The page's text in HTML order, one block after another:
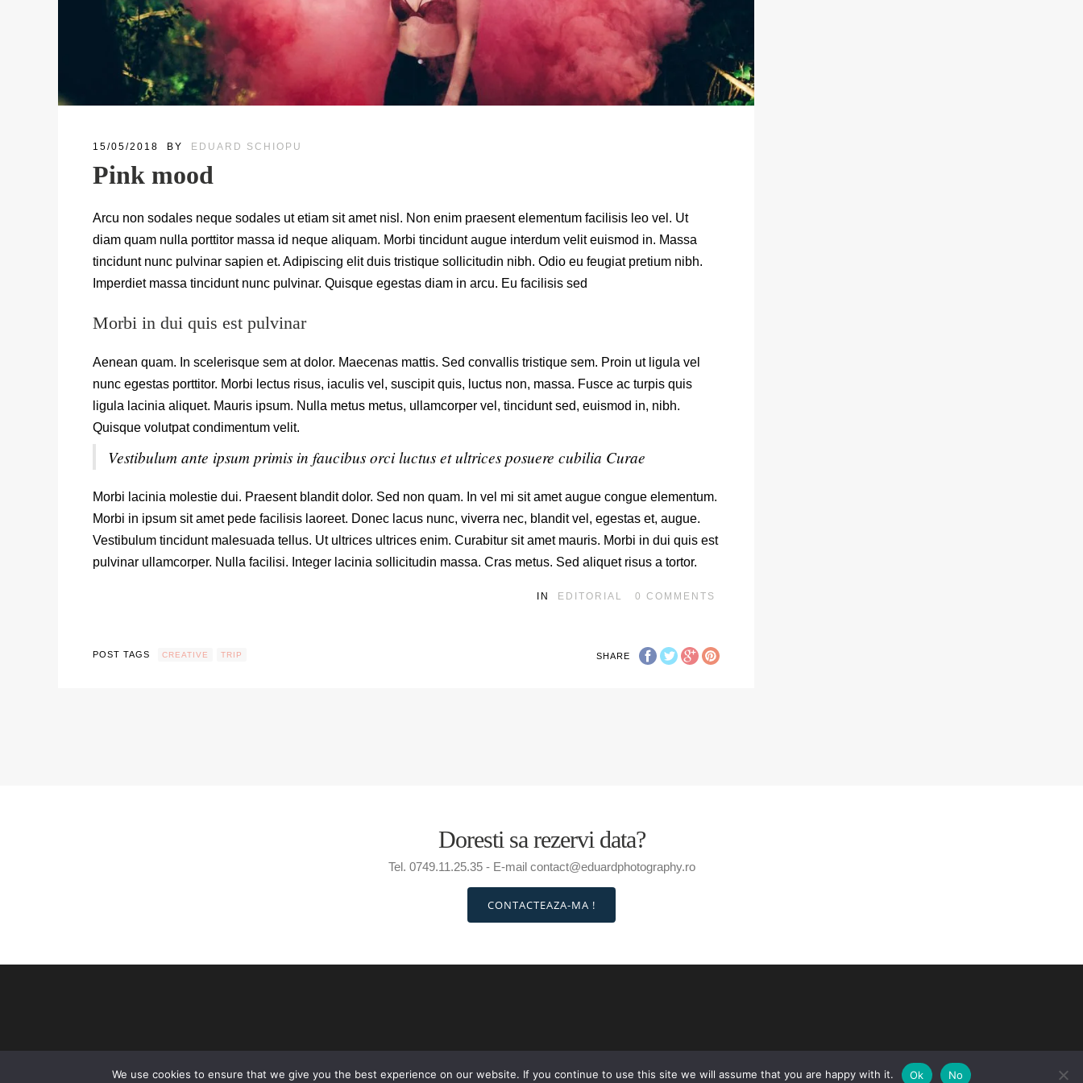
15/05/2018 BY EDUARD SCHIOPU
Pink mood
Arcu non sodales neque sodales ut etiam sit amet nisl. Non enim praesent elementum facilisis leo vel. Ut
diam quam nulla porttitor massa id neque aliquam. Morbi tincidunt augue interdum velit euismod in. Massa
tincidunt nunc pulvinar sapien et. Adipiscing elit duis tristique sollicitudin nibh. Odio eu feugiat pretium nibh.
Imperdiet massa tincidunt nunc pulvinar. Quisque egestas diam in arcu. Eu facilisis sed
Morbi in dui quis est pulvinar
Aenean quam. In scelerisque sem at dolor. Maecenas mattis. Sed convallis tristique sem. Proin ut ligula vel
nunc egestas porttitor. Morbi lectus risus, iaculis vel, suscipit quis, luctus non, massa. Fusce ac turpis quis
ligula lacinia aliquet. Mauris ipsum. Nulla metus metus, ullamcorper vel, tincidunt sed, euismod in, nibh.
Quisque volutpat condimentum velit.
Vestibulum ante ipsum primis in faucibus orci luctus et ultrices posuere cubilia Curae
Morbi lacinia molestie dui. Praesent blandit dolor. Sed non quam. In vel mi sit amet augue congue elementum.
Morbi in ipsum sit amet pede facilisis laoreet. Donec lacus nunc, viverra nec, blandit vel, egestas et, augue.
Vestibulum tincidunt malesuada tellus. Ut ultrices ultrices enim. Curabitur sit amet mauris. Morbi in dui quis est
pulvinar ullamcorper. Nulla facilisi. Integer lacinia sollicitudin massa. Cras metus. Sed aliquet risus a tortor.
IN EDITORIAL 0 COMMENTS
SHARE
POST TAGS CREATIVE TRIP
Doresti sa rezervi data?
Tel. 0749.11.25.35 - E-mail contact@eduardphotography.ro
CONTACTEAZA-MA !
INTRO PORTOFOLIU PRETURI
We use cookies to ensure that we give you the best experience on our website. If you continue to use this site we will assume that you are happy with it. Ok No